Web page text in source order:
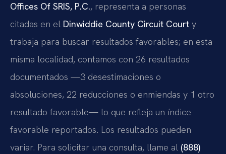
Offices Of SRIS, P.C., representa a personas
citadas en el Dinwiddie County Circuit Court y
trabaja para buscar resultados favorables; en esta
misma localidad, contamos con 26 resultados
documentados —3 desestimaciones o
absoluciones, 22 reducciones o enmiendas y 1 otro
resultado favorable— lo que refleja un índice
favorable reportados. Los resultados pueden
variar. Para solicitar una consulta, llame al (888)